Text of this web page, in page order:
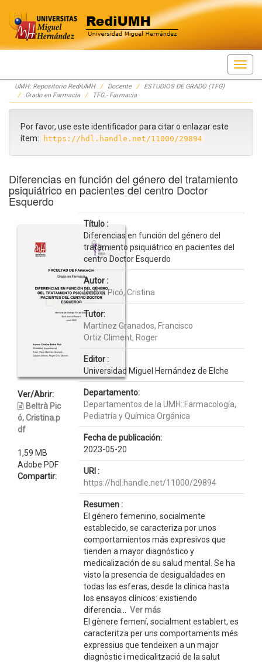
Skip
navigation
UMH: Repositorio RediUMH Docente
ESTUDIOS DE GRADO (TFG)
Grado en Farmacia
TFG - Farmacia
Por favor, use este identificador para citar o enlazar este
ítem:
https://hdl.handle.net/11000/29894
Diferencias en función del género del tratamiento
psiquiátrico en pacientes del centro Doctor
Esquerdo
Ver/Abrir:
Beltrà Pic
ó, Cristina.p
df
1,59 MB
Adobe PDF
Compartir:
Título :
Diferencias en función del género del
tratamiento psiquiátrico en pacientes del
centro Doctor Esquerdo
Autor :
Beltrà Picó, Cristina
Tutor:
Martínez Granados, Francisco
Ortiz Climent, Roger
Editor :
Universidad Miguel Hernández de Elche
Departamento:
Departamentos de la UMH::Farmacología,
Pediatría y Química Orgánica
Fecha de publicación:
2023-05-20
URI :
https://hdl.handle.net/11000/29894
Resumen :
El género femenino, socialmente
establecido, se caracteriza por unos
comportamientos más expresivos que
tienden a mayor diagnóstico y
medicalización de su salud mental. Se ha
visto la presencia de desigualdades en
todas las esferas, desde la clínica hasta
los ensayos clínicos: existiendo
diferencia... Ver más
El gènere femení, socialment establert, es
caracteritza per uns comportaments més
expressius que tendeixen a un major
diagnòstic i medicalització de la salut